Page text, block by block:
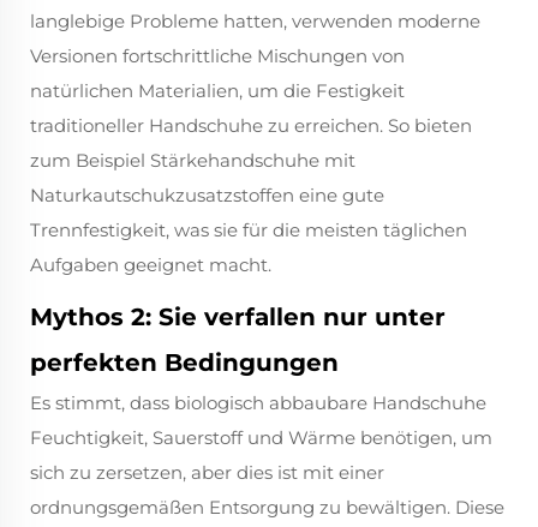
langlebige Probleme hatten, verwenden moderne
Versionen fortschrittliche Mischungen von
natürlichen Materialien, um die Festigkeit
traditioneller Handschuhe zu erreichen. So bieten
zum Beispiel Stärkehandschuhe mit
Naturkautschukzusatzstoffen eine gute
Trennfestigkeit, was sie für die meisten täglichen
Aufgaben geeignet macht.
Mythos 2: Sie verfallen nur unter
perfekten Bedingungen
Es stimmt, dass biologisch abbaubare Handschuhe
Feuchtigkeit, Sauerstoff und Wärme benötigen, um
sich zu zersetzen, aber dies ist mit einer
ordnungsgemäßen Entsorgung zu bewältigen. Diese